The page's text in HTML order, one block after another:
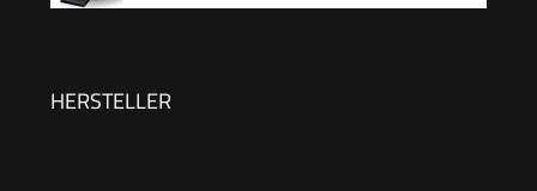
HERSTELLER